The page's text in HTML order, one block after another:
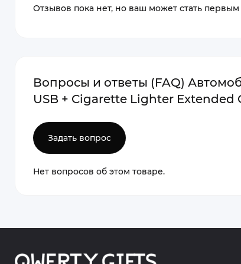
Отзывов пока нет, но ваш может стать первым
Вопросы и ответы (FAQ)
USB + Cigarette Lighter Extended
Задать вопрос
Нет вопросов об этом товаре.